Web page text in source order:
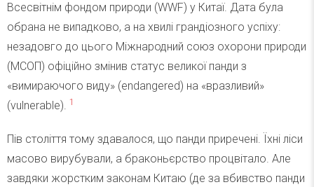
Всесвітнім фондом природи (WWF) у Китаї. Дата була
обрана не випадково, а на хвилі грандіозного успіху:
незадовго до цього Міжнародний союз охорони природи
(МСОП) офіційно змінив статус великої панди з
«вимираючого виду» (endangered) на «вразливий»
(vulnerable). 1
Пів століття тому здавалося, що панди приречені. Їхні ліси
масово вирубували, а браконьєрство процвітало. Але
завдяки жорстким законам Китаю (де за вбивство панди